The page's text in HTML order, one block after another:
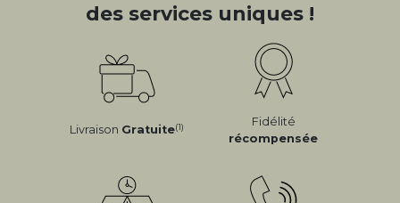
des services uniques !
Livraison Gratuite(1)
Fidélité
récompensée